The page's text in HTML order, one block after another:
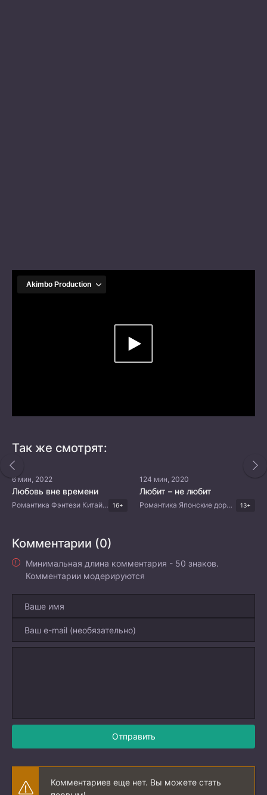
Так же смотрят:
6 мин, 2022
Любовь вне времени
Романтика Фэнтези Китайские дорамы 16+
124 мин, 2020
Любит – не любит
Романтика Японские дорамы 13+
Комментарии (0)
Минимальная длина комментария - 50 знаков.
Комментарии модерируются
Отправить
Комментариев еще нет. Вы можете стать